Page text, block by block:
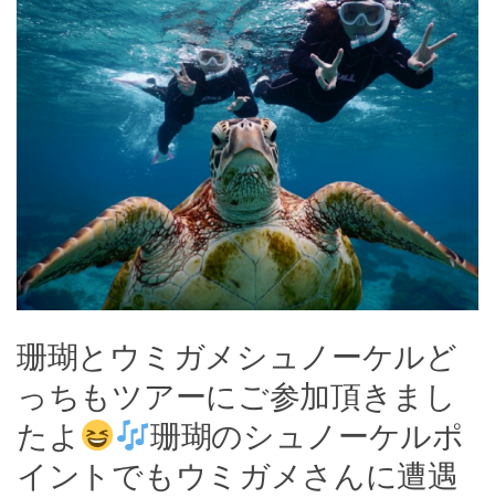
珊瑚とウミガメシュノーケルど
っちもツアーにご参加頂きまし
たよ
珊瑚のシュノーケルポ
イントでもウミガメさんに遭遇